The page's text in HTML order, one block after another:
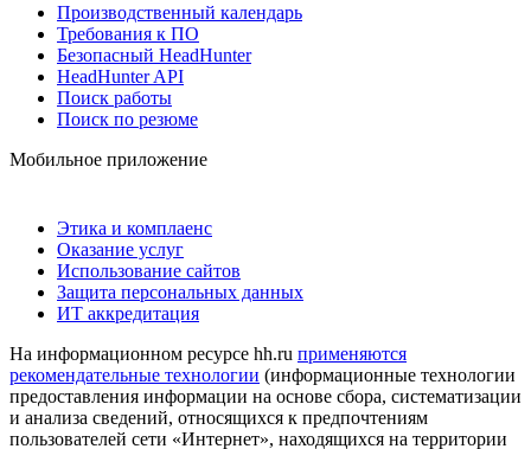
Производственный календарь
Требования к ПО
Безопасный HeadHunter
HeadHunter API
Поиск работы
Поиск по резюме
Мобильное приложение
Этика и комплаенс
Оказание услуг
Использование сайтов
Защита персональных данных
ИТ аккредитация
На информационном ресурсе hh.ru применяются
рекомендательные технологии (информационные технологии
предоставления информации на основе сбора, систематизации
и анализа сведений, относящихся к предпочтениям
пользователей сети «Интернет», находящихся на территории